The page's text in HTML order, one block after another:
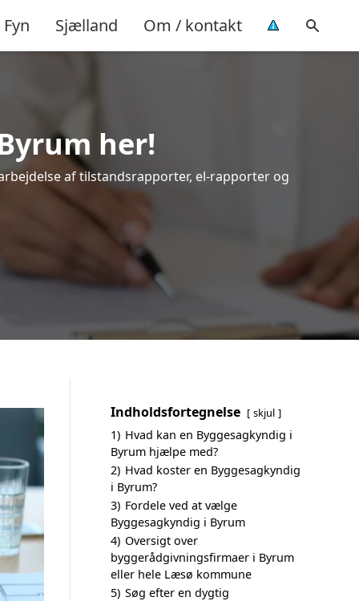
Fyn Sjælland Om / kontakt
her!
af tilstandsrapporter, el-rapporter og
Indholdsfortegnelse skjul
1) Hvad kan en Byggesagkyndig i
Byrum hjælpe med?
2) Hvad koster en Byggesagkyndig
i Byrum?
3) Fordele ved at vælge
Byggesagkyndig i Byrum
4) Oversigt over
byggerådgivningsfirmaer i Byrum
eller hele Læsø kommune
5) Søg efter en dygtig